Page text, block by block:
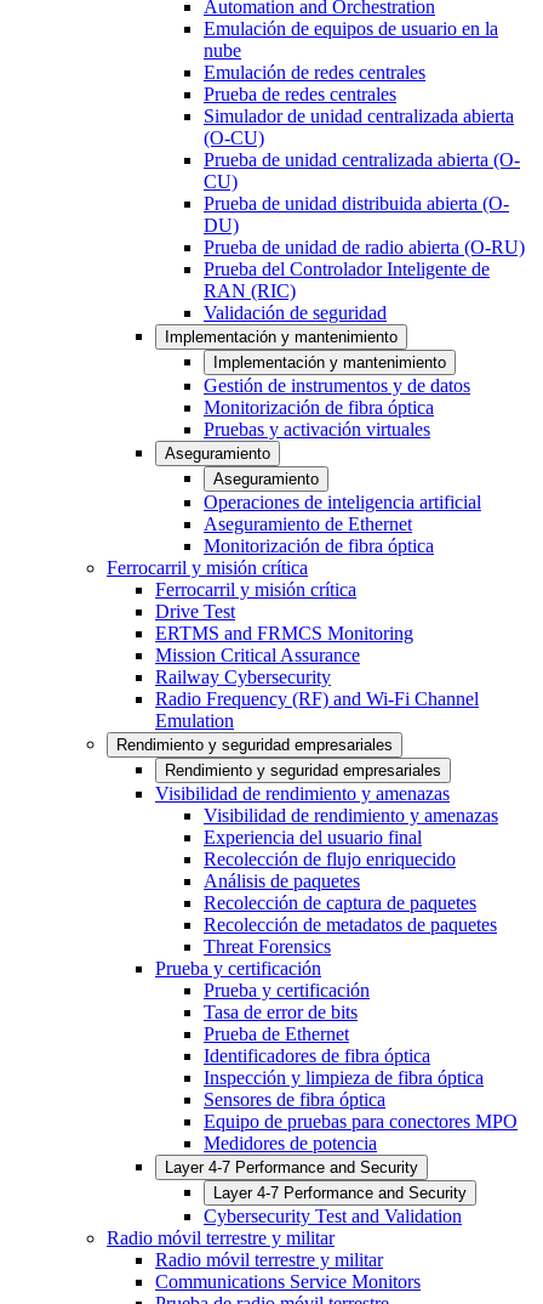
Automation and Orchestration
Emulación de equipos de usuario en la
nube
Emulación de redes centrales
Prueba de redes centrales
Simulador de unidad centralizada abierta
(O-CU)
Prueba de unidad centralizada abierta (O-
CU)
Prueba de unidad distribuida abierta (O-
DU)
Prueba de unidad de radio abierta (O-RU)
Prueba del Controlador Inteligente de
RAN (RIC)
Validación de seguridad
Implementación y mantenimiento
Implementación y mantenimiento
Gestión de instrumentos y de datos
Monitorización de fibra óptica
Pruebas y activación virtuales
Aseguramiento
Aseguramiento
Operaciones de inteligencia artificial
Aseguramiento de Ethernet
Monitorización de fibra óptica
Ferrocarril y misión crítica
Ferrocarril y misión crítica
Drive Test
ERTMS and FRMCS Monitoring
Mission Critical Assurance
Railway Cybersecurity
Radio Frequency (RF) and Wi-Fi Channel
Emulation
Rendimiento y seguridad empresariales
Rendimiento y seguridad empresariales
Visibilidad de rendimiento y amenazas
Visibilidad de rendimiento y amenazas
Experiencia del usuario final
Recolección de flujo enriquecido
Análisis de paquetes
Recolección de captura de paquetes
Recolección de metadatos de paquetes
Threat Forensics
Prueba y certificación
Prueba y certificación
Tasa de error de bits
Prueba de Ethernet
Identificadores de fibra óptica
Inspección y limpieza de fibra óptica
Sensores de fibra óptica
Equipo de pruebas para conectores MPO
Medidores de potencia
Layer 4-7 Performance and Security
Layer 4-7 Performance and Security
Cybersecurity Test and Validation
Radio móvil terrestre y militar
Radio móvil terrestre y militar
Communications Service Monitors